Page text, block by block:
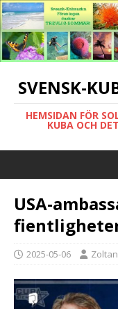
SVENSK-
HEMSIDAN FÖR
KUBA OCH
USA-
2025-05-06